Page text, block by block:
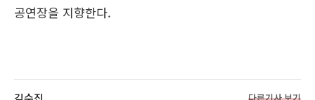
공연장을 지향한다.